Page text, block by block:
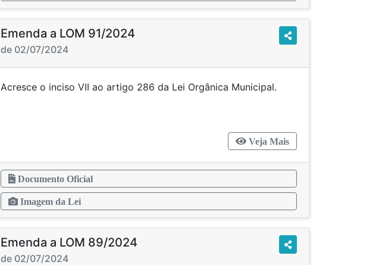
Emenda a LOM 91/2024
de 02/07/2024
Acresce o inciso VII ao artigo 286 da Lei Orgânica Municipal.
Veja Mais
Documento Oficial
Imagem da Lei
Emenda a LOM 89/2024
de 02/07/2024